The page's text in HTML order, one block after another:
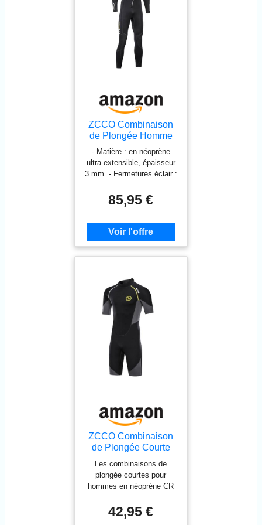
l'ajout d'une fermeture à
glissières pour faciliter
l'enfilage.
ZCCO Combinaison
de Plongée Homme
Intégrale 3 mm
Néoprène Snorkeling
L
- Matière : en néoprène
ultra-extensible, épaisseur
3 mm. - Fermetures éclair :
éclair sur les bras et les
jambes, pour les enfiler ou
rapport à d'autres
combinaisons en néoprène.
- Joint d’étanchéité anti-
les jambes, pour maintenir
fermement votre peau et
garantir que beaucoup
moins d’eau pénètre à
l’intérieur. - Genouillère
anti-abrasion : offre une
meilleure protection pour
votre genou. - Comment il
nous réchauffe : C’est une
elle nous réchauffe
rapidement sur notre peau.
plus vous serez chaud
dans l'eau.
85,95 €
ZCCO Combinaison
de Plongée Courte
Homme 1.5 mm
Shorty Néoprène
Natation L
Les combinaisons de
plongée courtes pour
hommes en néoprène CR
du nylon et du spandex.
Flexibilité suffisante,
42,95 €